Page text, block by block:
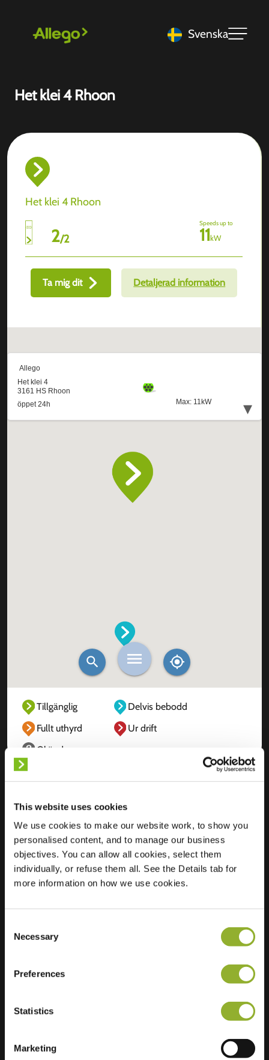
This website uses cookies
We use cookies to make our website work, to show you
personalised content, and to manage our business
objectives. You can allow all cookies, select them
individually, or refuse them all. See the Details tab for
more information on how we use cookies.
Selection
Necessary
Preferences
Statistics
Marketing
Svenska
Het klei 4 Rhoon
Het klei 4 Rhoon
2/2
Speeds up to
11kW
Ta mig dit Detaljerad information
Tillgänglig
Delvis bebodd
Fullt uthyrd
Ur drift
Okänd
Plats
3161 HS Rhoon
Nederländerna
Regular Charging 2 of 2 available